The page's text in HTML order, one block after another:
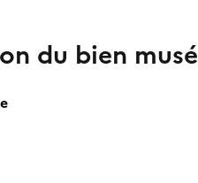
du bien